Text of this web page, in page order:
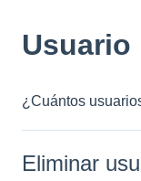
Usuario
¿Cuántos
Eliminar